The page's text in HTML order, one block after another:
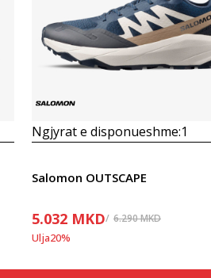
Krahasoni
Ngjyrat e disponueshme:1
Salomon OUTSCAPE
5.032 MKD 6.290MKD
Ulja20%